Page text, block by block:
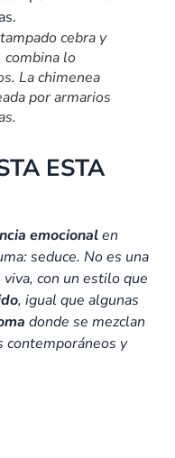
cebra y
combina lo
La chimenea
por armarios
ESTA
emocionalen
seduce. No es una
con un estilo que
, igual que algunas
donde se mezclan
contemporáneos y